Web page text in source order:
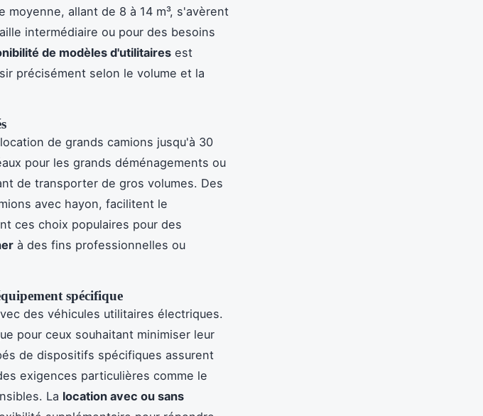
allant de 8 à 14 m³, s'avèrent
intermédiaire ou pour des besoins
de modèles d'utilitaires est
précisément selon le volume et la
de grands camions jusqu'à 30
pour les grands déménagements ou
de transporter de gros volumes. Des
avec hayon, facilitent le
ces choix populaires pour des
à des fins professionnelles ou
spécifique
des véhicules utilitaires électriques.
pour ceux souhaitant minimiser leur
de dispositifs spécifiques assurent
exigences particulières comme le
La location avec ou sans